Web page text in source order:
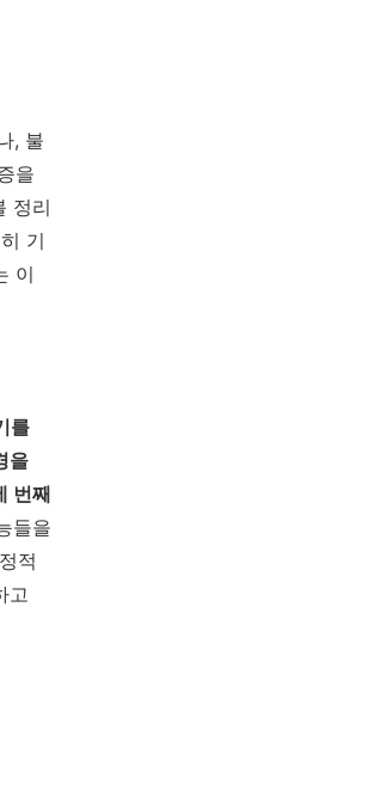
, 불
을
정리
기
이
를
을
번째
들을
적
고